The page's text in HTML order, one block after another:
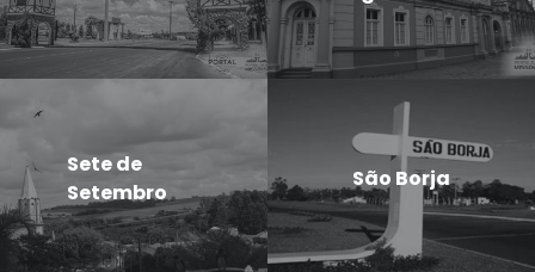
Sete de
Setembro
São Borja